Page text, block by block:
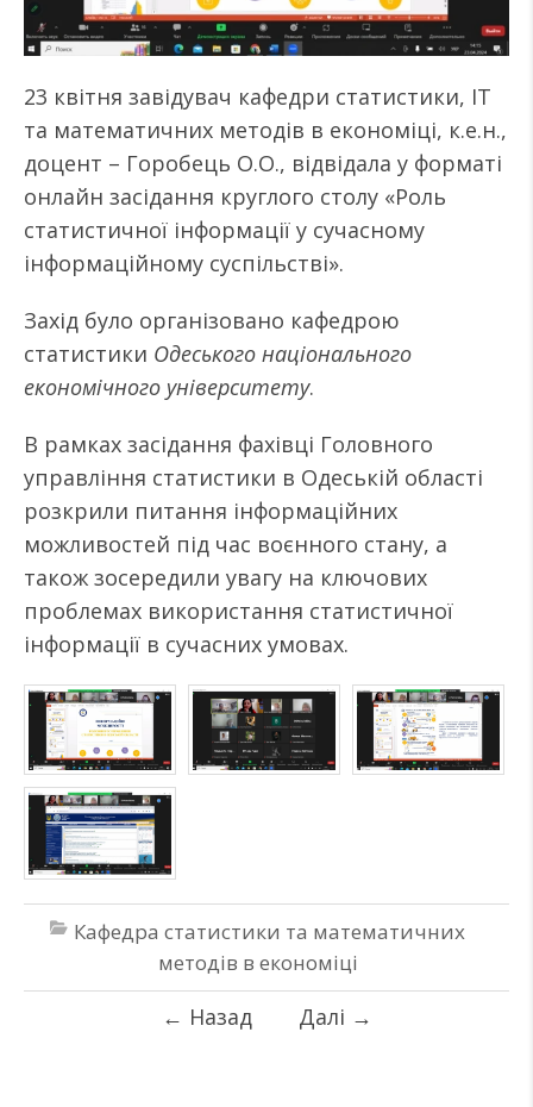
23 квітня завідувач кафедри статистики, ІТ
та математичних методів в економіці, к.е.н.,
доцент – Горобець О.О., відвідала у форматі
онлайн засідання круглого столу «Роль
статистичної інформації у сучасному
інформаційному суспільстві».
Захід було організовано кафедрою
статистики Одеського національного
економічного університету.
В рамках засідання фахівці Головного
управління статистики в Одеській області
розкрили питання інформаційних
можливостей під час воєнного стану, а
також зосередили увагу на ключових
проблемах використання статистичної
інформації в сучасних умовах.
Кафедра статистики та математичних
методів в економіці
← Назад Далі →